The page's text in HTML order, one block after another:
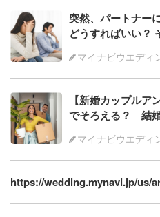
突然、パートナー
どうすればいい？
マイナビウエディ
【新婚カップルア
でそろえる？ 結
マイナビウエディ
https://wedding.mynavi.jp/us/